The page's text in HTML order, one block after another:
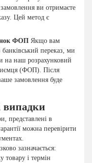
ви отримаєте
Цей метод є
ФОП Якщо вам
переказ, ми
на наш розрахунковий
(ФОП). Після
замовлення буде
випадки
представлені в
можна перевірити
зазначається:
товару і термін